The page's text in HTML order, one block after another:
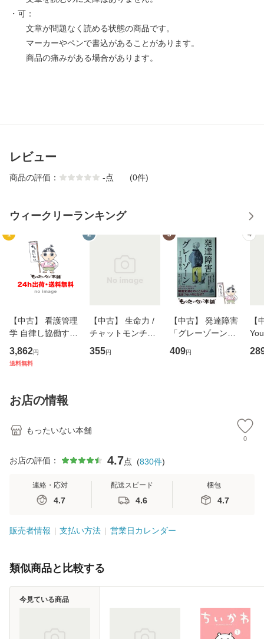
・可：
文章が問題なく読める状態の商品です。
マーカーやペンで書込があることがあります。
商品の痛みがある場合があります。
レビュー
商品の評価： -点 (0件)
ウィークリーランキング
1
【中古】 看護管理
学 自律し協働する
専門職の看護マネ
ジメントスキル 改
恵 藤本幸三 / 南江
堂 [単行
3,862円
送料無料
2
【中古】 生命力 /
チャットモンチー /
キューンレコード
[CD]【メール便送
355円
3
【中古】 発達障害
「グレーゾーン」
その正しい理解と
克服法 (SB新書 57
409円
4
【
のが
お店の情報
もったいない本舗
0
お店の評価： 4.7点 (830件)
連絡・応対
4.7
配送スピード
4.6
梱包
4.7
販売者情報 支払い方法 営業日カレンダー
類似商品と比較する
今見ている商品